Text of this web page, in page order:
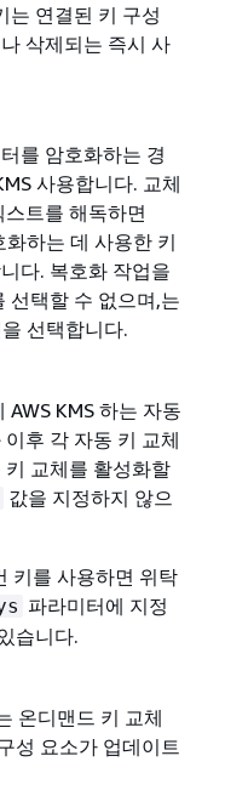
는 연결된 키 구성
삭제되는 즉시 사
를 암호화하는 경
사용합니다. 교체
트를 해독하면
화하는 데 사용한 키
다. 복호화 작업을
선택할 수 없으며,는
선택합니다.
KMS 하는 자동
후 각 자동 키 교체
교체를 활성화할
값을 지정하지 않으
키를 사용하면 위탁
파라미터에 지정
습니다.
온디맨드 키 교체
성 요소가 업데이트